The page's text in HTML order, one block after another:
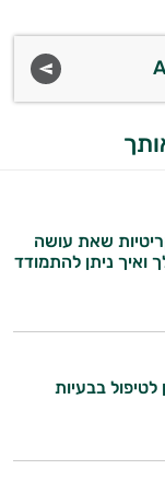
שאת עושה
ואיך ניתן להתמודד
לטיפול בבעיות